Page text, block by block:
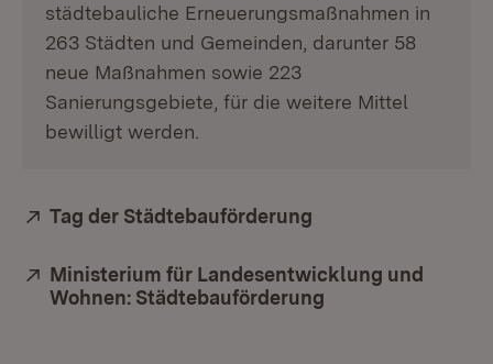
städtebauliche Erneuerungsmaßnahmen in
263 Städten und Gemeinden, darunter 58
neue Maßnahmen sowie 223
Sanierungsgebiete, für die weitere Mittel
bewilligt werden.
Extern:
Tag der Städtebauförderung
Extern:
Ministerium für Landesentwicklung und
Wohnen: Städtebauförderung